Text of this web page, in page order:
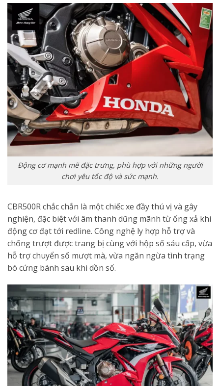
Động cơ mạnh mẽ đặc trưng, phù hợp với những người
chơi yêu tốc độ và sức mạnh.
CBR500R chắc chắn là một chiếc xe đầy thú vị và gây
nghiện, đặc biệt với âm thanh dũng mãnh từ ống xả khi
động cơ đạt tới redline. Công nghệ ly hợp hỗ trợ và
chống trượt được trang bị cùng với hộp số sáu cấp, vừa
hỗ trợ chuyển số mượt mà, vừa ngăn ngừa tình trạng
bó cứng bánh sau khi dồn số.